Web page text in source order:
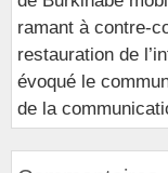
ramant à contre-
restauration de
évoqué le
de la